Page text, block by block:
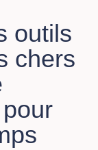
outils
chers